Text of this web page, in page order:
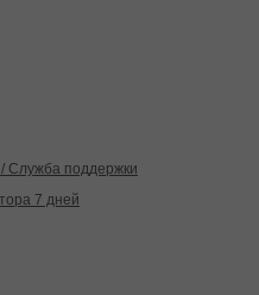
Служба поддержки
7 дней